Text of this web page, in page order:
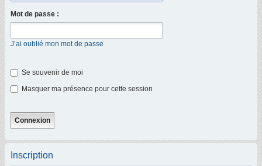
Mot de passe :
J’ai oublié mon mot de passe
Se souvenir de moi
Masquer ma présence pour cette session
Inscription